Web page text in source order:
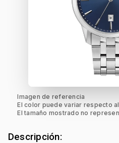
Imagen de referencia
El color puede variar respecto
El tamaño mostrado no
Descripción: